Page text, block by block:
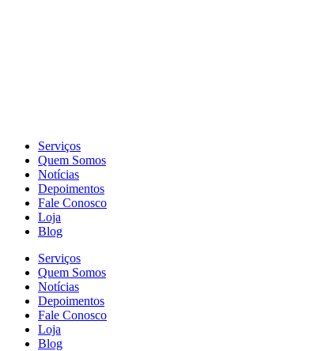
Serviços
Quem Somos
Notícias
Depoimentos
Fale Conosco
Loja
Blog
Serviços
Quem Somos
Notícias
Depoimentos
Fale Conosco
Loja
Blog